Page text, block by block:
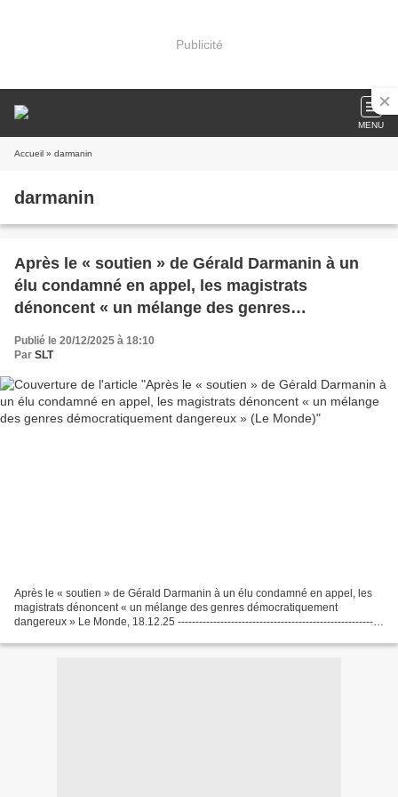
Publicité
MENU
Accueil » darmanin
darmanin
Après le « soutien » de Gérald Darmanin à un
élu condamné en appel, les magistrats
dénoncent « un mélange des genres
démocratiquement dangereux » (Le Monde)
Publié le 20/12/2025 à 18:10
Par SLT
Après le « soutien » de Gérald Darmanin à un élu condamné en appel, les
magistrats dénoncent « un mélange des genres démocratiquement
dangereux » Le Monde, 18.12.25 --------------------------------------------------------